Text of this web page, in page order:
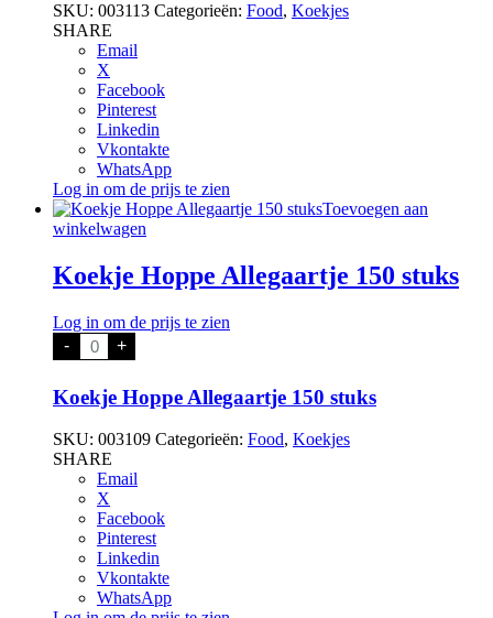
SKU: 003113 Categorieën: Food, Koekjes
SHARE
Email
X
Facebook
Pinterest
Linkedin
Vkontakte
WhatsApp
Log in om de prijs te zien
Toevoegen aan
winkelwagen
Koekje Hoppe Allegaartje 150 stuks
Log in om de prijs te zien
- Koekje
Hoppe
150
stuks
+
Koekje Hoppe Allegaartje 150 stuks
SKU: 003109 Categorieën: Food, Koekjes
SHARE
Email
X
Facebook
Pinterest
Linkedin
Vkontakte
WhatsApp